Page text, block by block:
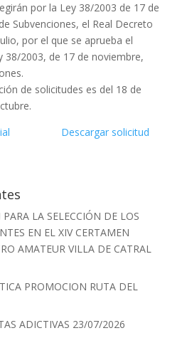
por la Ley 38/2003 de 17 de
Subvenciones, el Real Decreto
por el que se aprueba el
38/2003, de 17 de noviembre,
de solicitudes es del 18 de
Descargar solicitud
LA SELECCIÓN DE LOS
EN EL XIV CERTAMEN
AMATEUR VILLA DE CATRAL
PROMOCION RUTA DEL
ADICTIVAS 23/07/2026